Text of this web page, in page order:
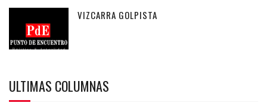
VIZCARRA GOLPISTA
ULTIMAS COLUMNAS